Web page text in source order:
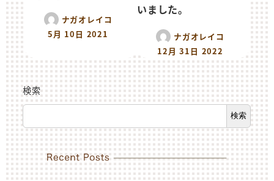
ナガオレイコ
5月 10日 2021
いました。
ナガオレイコ
12月 31日 2022
検索
検索